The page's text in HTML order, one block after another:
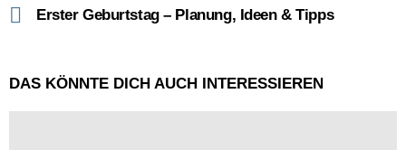
Erster Geburtstag – Planung, Ideen & Tipps
DAS KÖNNTE DICH AUCH INTERESSIEREN